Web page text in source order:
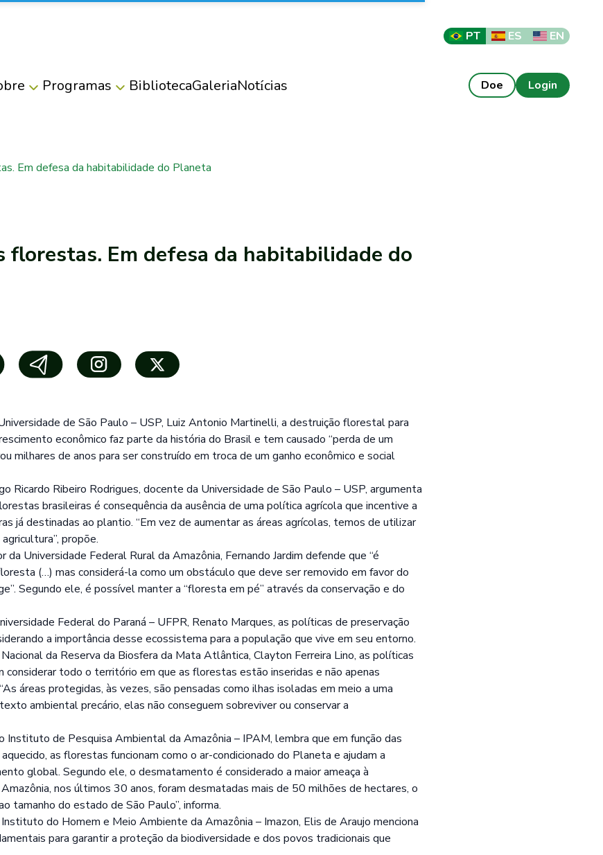
PT ES EN
Programas BibliotecaGaleriaNotícias Doe Login
Em defesa da habitabilidade do Planeta
Em defesa da habitabilidade do
de São Paulo – USP, Luiz Antonio Martinelli, a destruição florestal para
econômico faz parte da história do Brasil e tem causado “perda de um
milhares de anos para ser construído em troca de um ganho econômico e social
Ricardo Ribeiro Rodrigues, docente da Universidade de São Paulo – USP, argumenta
brasileiras é consequência da ausência de uma política agrícola que incentive a
já destinadas ao plantio. “Em vez de aumentar as áreas agrícolas, temos de utilizar
propõe.
Universidade Federal Rural da Amazônia, Fernando Jardim defende que “é
(…) mas considerá-la como um obstáculo que deve ser removido em favor do
Segundo ele, é possível manter a “floresta em pé” através da conservação e do
Federal do Paraná – UFPR, Renato Marques, as políticas de preservação
a importância desse ecossistema para a população que vive em seu entorno.
da Reserva da Biosfera da Mata Atlântica, Clayton Ferreira Lino, as políticas
todo o território em que as florestas estão inseridas e não apenas
áreas protegidas, às vezes, são pensadas como ilhas isoladas em meio a uma
ambiental precário, elas não conseguem sobreviver ou conservar a
Instituto de Pesquisa Ambiental da Amazônia – IPAM, lembra que em função das
as florestas funcionam como o ar-condicionado do Planeta e ajudam a
global. Segundo ele, o desmatamento é considerado a maior ameaça à
nos últimos 30 anos, foram desmatadas mais de 50 milhões de hectares, o
tamanho do estado de São Paulo”, informa.
do Homem e Meio Ambiente da Amazônia – Imazon, Elis de Araujo menciona
para garantir a proteção da biodiversidade e dos povos tradicionais que